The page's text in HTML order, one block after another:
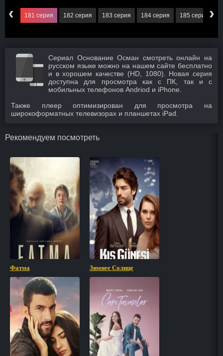
‹ 181 серия 182 серия 183 серия 184 серия 185 серия ›
Сериал Основание Осман смотреть онлайн на
русском языке можно на нашем сайте бесплатно
и в хорошем качестве (HD, 1080). Новая серия
доступна для просмотра как с ПК, так и с
мобильных телефонов Andriod и iPhone.
Также плеер оптимизирован для просмотра на
широкоформатных телевизорах и планшетах iPad.
Рекомендуем посмотреть
Фатма Зимнее Солнце